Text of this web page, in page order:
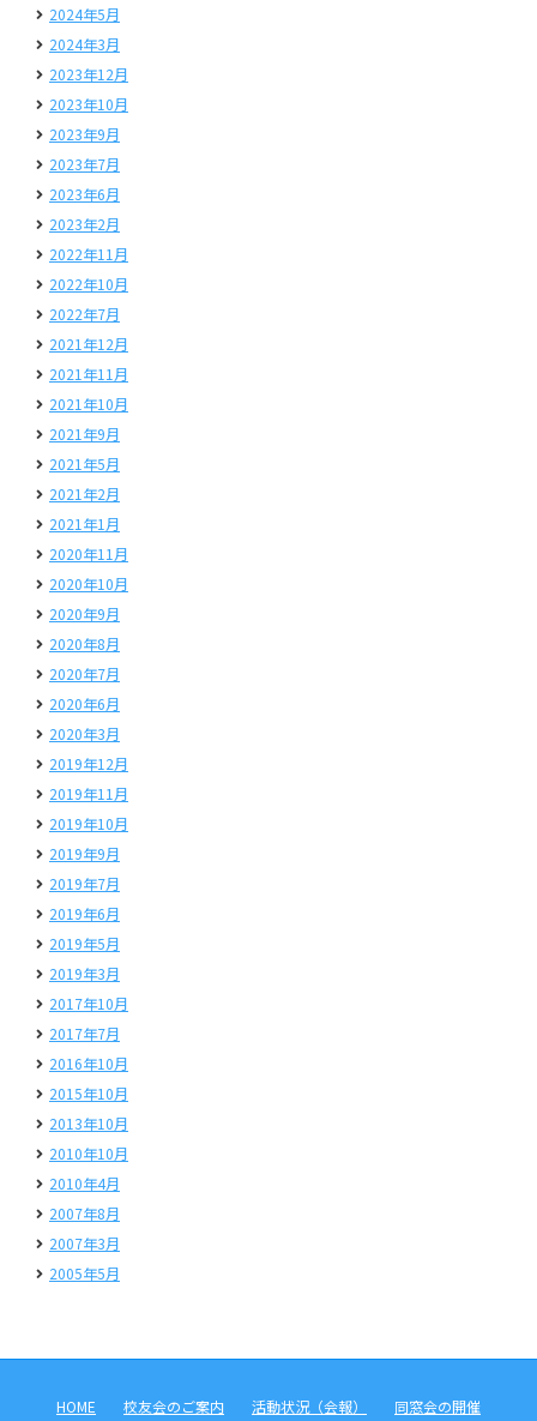
2024年5月
2024年3月
2023年12月
2023年10月
2023年9月
2023年7月
2023年6月
2023年2月
2022年11月
2022年10月
2022年7月
2021年12月
2021年11月
2021年10月
2021年9月
2021年5月
2021年2月
2021年1月
2020年11月
2020年10月
2020年9月
2020年8月
2020年7月
2020年6月
2020年3月
2019年12月
2019年11月
2019年10月
2019年9月
2019年7月
2019年6月
2019年5月
2019年3月
2017年10月
2017年7月
2016年10月
2015年10月
2013年10月
2010年10月
2010年4月
2007年8月
2007年3月
2005年5月
HOME 校友会のご案内 活動状況（会報） 同窓会の開催